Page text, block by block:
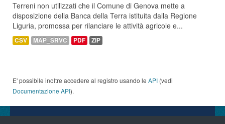
Terreni non utilizzati che il Comune di Genova mette a
disposizione della Banca della Terra istituita dalla Regione
Liguria, promossa per rilanciare le attività agricole e...
CSV MAP_SRVC PDF ZIP
E' possibile inoltre accedere al registro usando le API (vedi
Documentazione API).